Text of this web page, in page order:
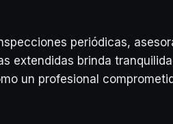
periódicas,
extendidas brinda
un profesional